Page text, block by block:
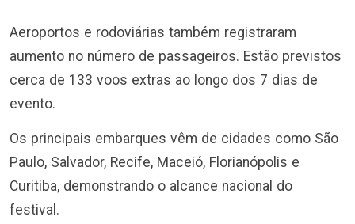
Aeroportos e rodoviárias também registraram
aumento no número de passageiros. Estão previstos
cerca de 133 voos extras ao longo dos 7 dias de
evento.
Os principais embarques vêm de cidades como São
Paulo, Salvador, Recife, Maceió, Florianópolis e
Curitiba, demonstrando o alcance nacional do
festival.